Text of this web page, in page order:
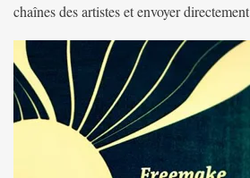
chaînes des artistes et envoyer